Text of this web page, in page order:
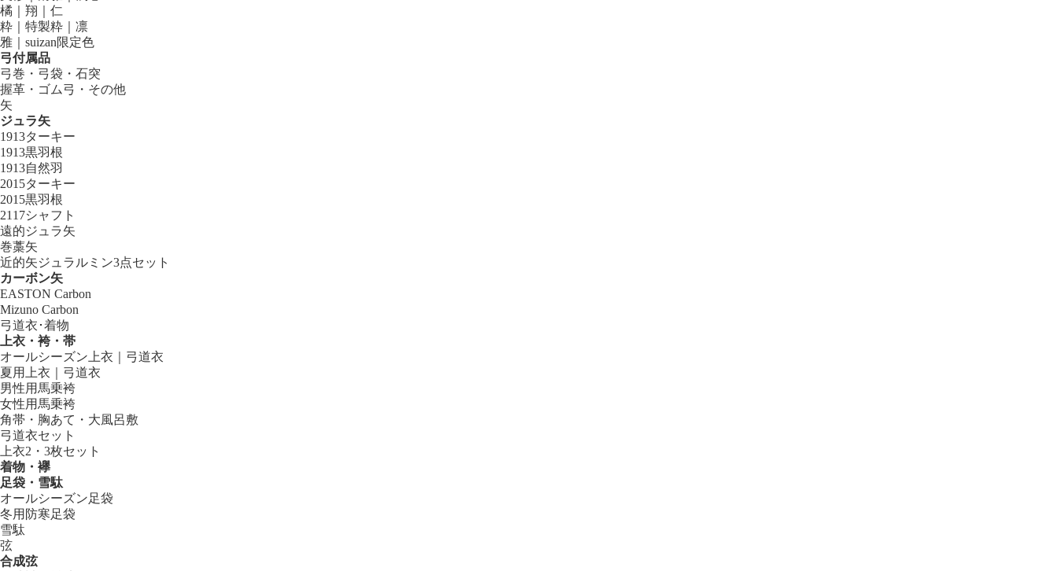
橘｜翔｜仁
粋｜特製粋｜凛
雅｜suizan限定色
弓付属品
弓巻・弓袋・石突
握革・ゴム弓・その他
矢
ジュラ矢
1913ターキー
1913黒羽根
1913自然羽
2015ターキー
2015黒羽根
2117シャフト
遠的ジュラ矢
巻藁矢
近的矢ジュラルミン3点セット
カーボン矢
EASTON Carbon
Mizuno Carbon
弓道衣･着物
上衣・袴・帯
オールシーズン上衣｜弓道衣
夏用上衣｜弓道衣
男性用馬乗袴
女性用馬乗袴
角帯・胸あて・大風呂敷
弓道衣セット
上衣2・3枚セット
着物・襷
足袋・雪駄
オールシーズン足袋
冬用防寒足袋
雪駄
弦
合成弦